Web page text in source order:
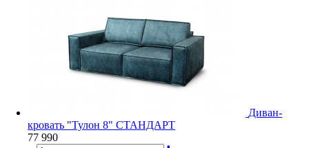
Диван-
кровать "Тулон 8" СТАНДАРТ
77 990